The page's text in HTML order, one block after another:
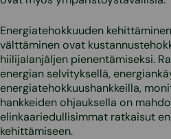
Energiatehokkuuden
välttäminen ovat
hiilijalanjäljen pienentämiseksi.
energian selvityksellä,
energiatehokkuushankkeilla,
hankkeiden ohjauksella on
elinkaariedullisimmat ratkaisut
kehittämiseen.